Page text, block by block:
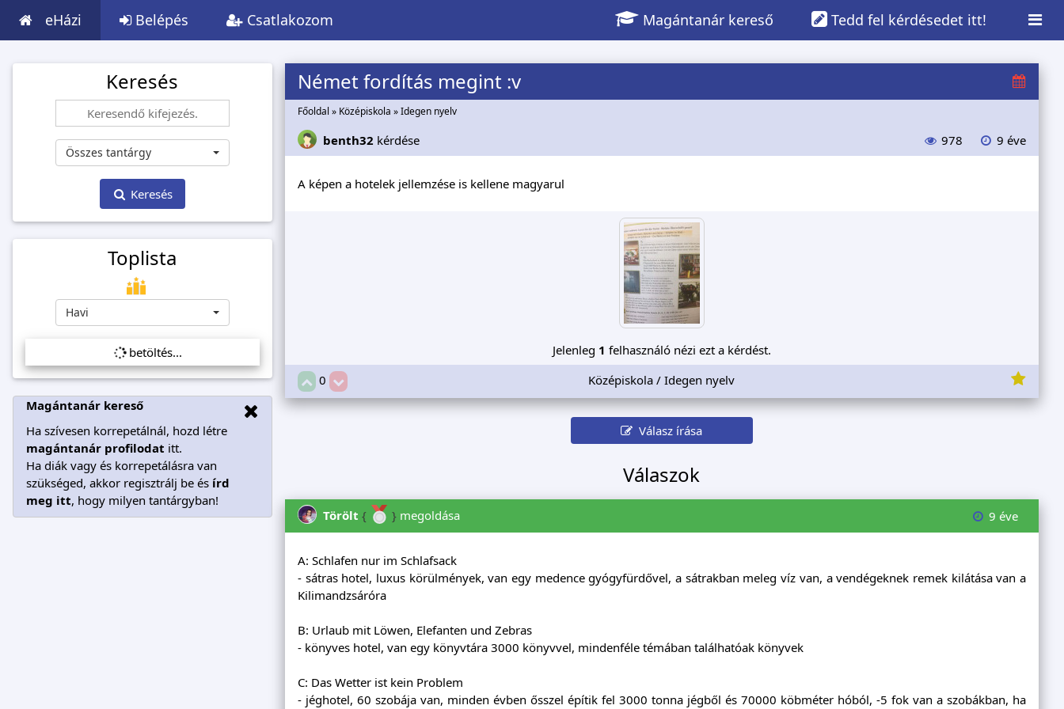
eHázi Belépés Csatlakozom Tedd fel kérdésedet itt!
Magántanár kereső
Keresés
Összes tantárgy
Keresés
Toplista
Havi
betöltés...
Magántanár kereső
Ha szívesen korrepetálnál, hozd létre
magántanár profilodat itt.
Ha diák vagy és korrepetálásra van
szükséged, akkor regisztrálj be és írd
meg itt, hogy milyen tantárgyban!
Német fordítás megint :v
Főoldal » Középiskola »Idegen nyelv
benth32 kérdése 978 9 éve
A képen a hotelek jellemzése is kellene magyarul
Jelenleg 1 felhasználó nézi ezt a kérdést.
0
Középiskola / Idegen nyelv
Válasz írása
Válaszok
Törölt { }megoldása 9 éve
A: Schlafen nur im Schlafsack
- sátras hotel, luxus körülmények, van egy medence gyógyfürdővel, a sátrakban meleg víz van, a vendégeknek remek kilátása van a
Kilimandzsáróra
B: Urlaub mit Löwen, Elefanten und Zebras
- könyves hotel, van egy könyvtára 3000 könyvvel, mindenféle témában találhatóak könyvek
C: Das Wetter ist kein Problem
- jéghotel, 60 szobája van, minden évben ősszel építik fel 3000 tonna jégből és 70000 köbméter hóból, -5 fok van a szobákban, ha